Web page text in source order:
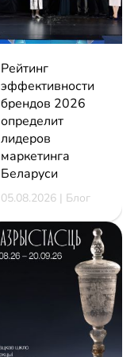
Рейтинг
эффективности
брендов 2026
определит
лидеров
маркетинга
Беларуси
05.08.2026 | Блог